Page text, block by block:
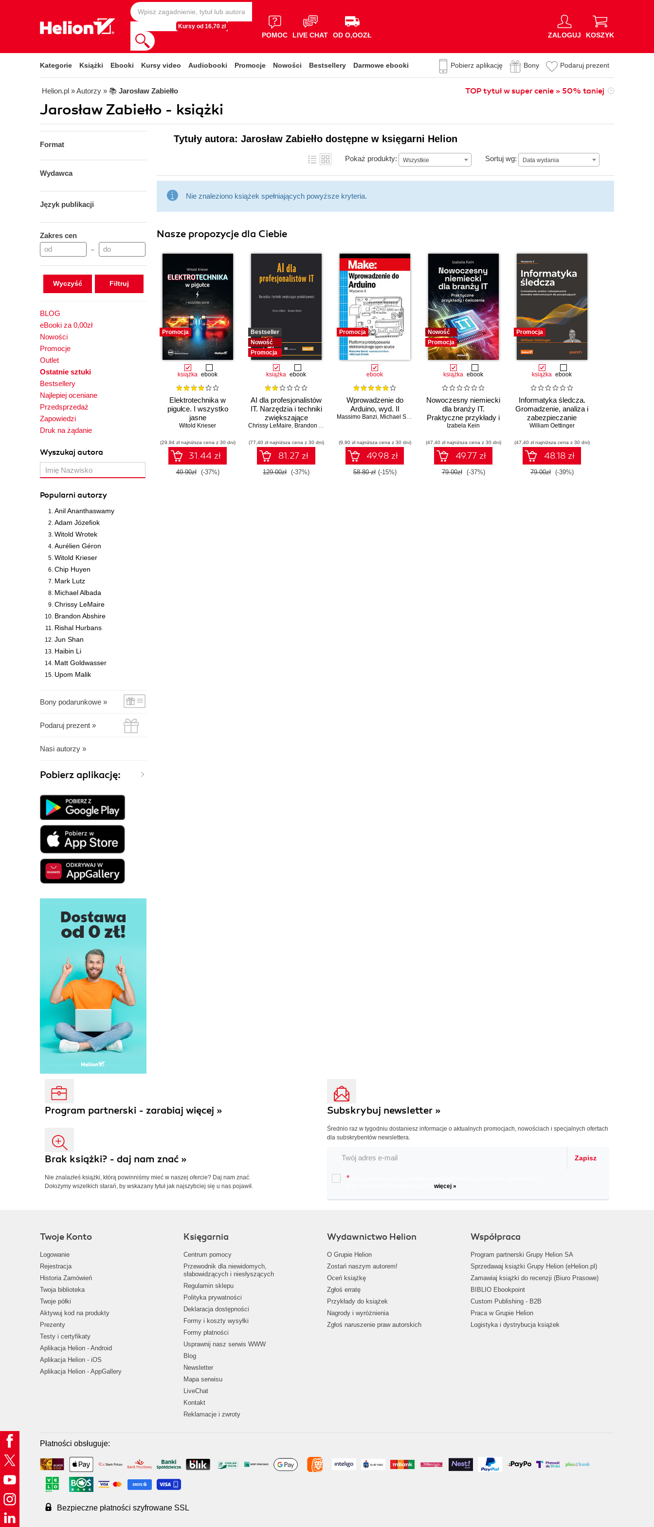
Kursy od 16,70 zł
POMOC LIVE CHAT OD O,OOZŁ ZALOGUJ KOSZYK
Kategorie Książki Ebooki Kursy video Audiobooki Promocje Nowości Bestsellery Darmowe ebooki Pobierz aplikację Bony Podaruj prezent
Helion.pl » Autorzy » 📚 Jarosław Zabiełło TOP tytuł w super cenie » 50% taniej
Jarosław Zabiełło - książki
Format
Wydawca
Język publikacji
Zakres cen
–
Wyczyść
BLOG
eBooki za 0,00zł
Nowości
Promocje
Outlet
Ostatnie sztuki
Bestsellery
Najlepiej oceniane
Przedsprzedaż
Zapowiedzi
Druk na żądanie
Wyszukaj autora
Popularni autorzy
Anil Ananthaswamy
Adam Józefiok
Witold Wrotek
Aurélien Géron
Witold Krieser
Chip Huyen
Mark Lutz
Michael Albada
Chrissy LeMaire
Brandon Abshire
Rishal Hurbans
Jun Shan
Haibin Li
Matt Goldwasser
Upom Malik
Bony podarunkowe »
Podaruj prezent »
Nasi autorzy »
Pobierz aplikację:
Tytuły autora: Jarosław Zabiełło dostępne w księgarni Helion
Pokaż produkty: Wszystkie Sortuj wg: Data wydania
Data wydania
Nie znaleziono książek spełniających powyższe kryteria.
Nasze propozycje dla Ciebie
Promocja
książka ebook
Elektrotechnika w
pigułce. I wszystko
jasne
Witold Krieser
(29,94 zł najniższa cena z 30 dni)
31.44 zł
49.90zł (-37%)
Bestseller
Nowość
Promocja
książka ebook
AI dla profesjonalistów
IT. Narzędzia i techniki
zwiększające
produktywność
Chrissy LeMaire, Brandon Abshire
(77,40 zł najniższa cena z 30 dni)
81.27 zł
129.00zł (-37%)
Promocja
ebook
Wprowadzenie do
Arduino, wyd. II
Massimo Banzi, Michael Shiloh
(9,90 zł najniższa cena z 30 dni)
49.98 zł
58.80 zł (-15%)
Nowość
Promocja
książka ebook
Nowoczesny niemiecki
dla branży IT.
Praktyczne przykłady i
ćwiczenia
Izabela Kein
(47,40 zł najniższa cena z 30 dni)
49.77 zł
79.00zł (-37%)
Promocja
książka ebook
Informatyka śledcza.
Gromadzenie, analiza i
zabezpieczanie
dowodów
początkujących.
Wydanie II
William Oettinger
(47,40 zł najniższa cena z 30 dni)
48.18 zł
79.00zł (-39%)
Program partnerski - zarabiaj więcej »
Brak książki? - daj nam znać »
Nie znalazłeś książki, którą powinniśmy mieć w naszej ofercie? Daj nam znać.
Dołożymy wszelkich starań, by wskazany tytuł jak najszybciej się u nas pojawił.
Subskrybuj newsletter »
Średnio raz w tygodniu dostaniesz informacje o aktualnych promocjach, nowościach i specjalnych ofertach
dla subskrybentów newslettera.
Zapisz
*
więcej »
Twoje Konto
Logowanie
Rejestracja
Historia Zamówień
Twoja biblioteka
Twoje półki
Aktywuj kod na produkty
Prezenty
Testy i certyfikaty
Aplikacja Helion - Android
Aplikacja Helion - iOS
Aplikacja Helion - AppGallery
Księgarnia
Centrum pomocy
Przewodnik dla niewidomych,
słabowidzących i niesłyszących
Regulamin sklepu
Polityka prywatności
Deklaracja dostępności
Formy i koszty wysyłki
Formy płatności
Usprawnij nasz serwis WWW
Blog
Newsletter
Mapa serwisu
LiveChat
Kontakt
Reklamacje i zwroty
Wydawnictwo Helion
O Grupie Helion
Zostań naszym autorem!
Oceń książkę
Zgłoś erratę
Przykłady do książek
Nagrody i wyróżnienia
Zgłoś naruszenie praw autorskich
Współpraca
Program partnerski Grupy Helion SA
Sprzedawaj książki Grupy Helion (eHelion.pl)
Zamawiaj książki do recenzji (Biuro Prasowe)
BIBLIO Ebookpoint
Custom Publishing - B2B
Praca w Grupie Helion
Logistyka i dystrybucja książek
Płatności obsługuje:
Bezpieczne płatności szyfrowane SSL